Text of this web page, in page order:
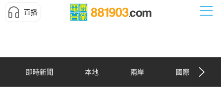
直播
即時新聞 本地 兩岸 國際